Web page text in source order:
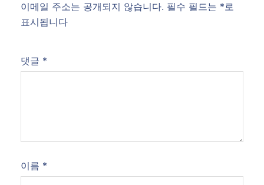
이메일 주소는 공개되지 않습니다. 필수 필드는 *로
표시됩니다
댓글 *
이름 *